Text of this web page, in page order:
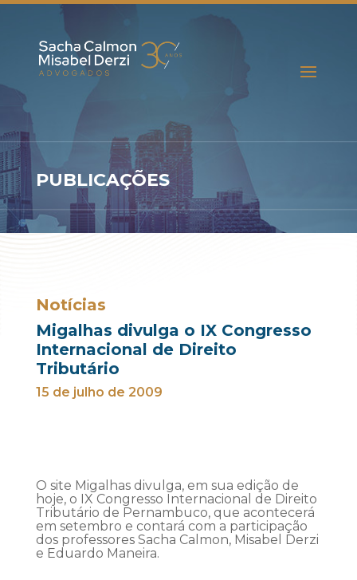
PUBLICAÇÕES
Notícias
Migalhas divulga o IX Congresso
Internacional de Direito
Tributário
15 de julho de 2009
O site Migalhas divulga, em sua edição de
hoje, o IX Congresso Internacional de Direito
Tributário de Pernambuco, que acontecerá
em setembro e contará com a participação
dos professores Sacha Calmon, Misabel Derzi
e Eduardo Maneira.